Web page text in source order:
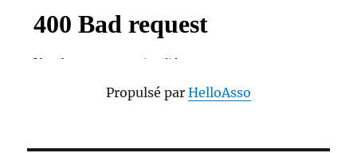
Propulsé par HelloAsso